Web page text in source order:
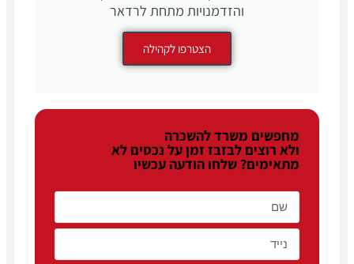
והזדמנויות מתחת לרדאר
הצטרפו לקהילה
מחפשים משרד להשכרה
ולא רוצים לבזבז זמן על נכסים לא
מתאימים? שלחו הודעה עכשיו